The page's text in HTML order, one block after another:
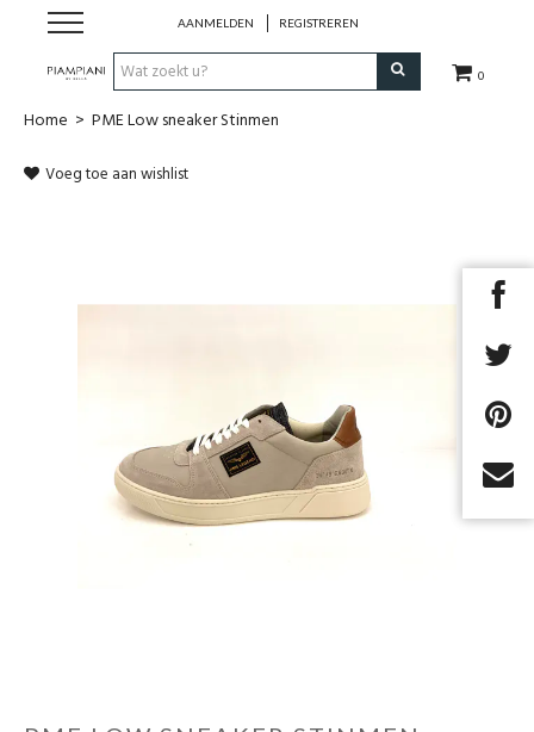
0
AANMELDEN REGISTREREN
Nieuwe Collectie
Home > PME Low sneaker Stinmen
Voeg toe aan wishlist